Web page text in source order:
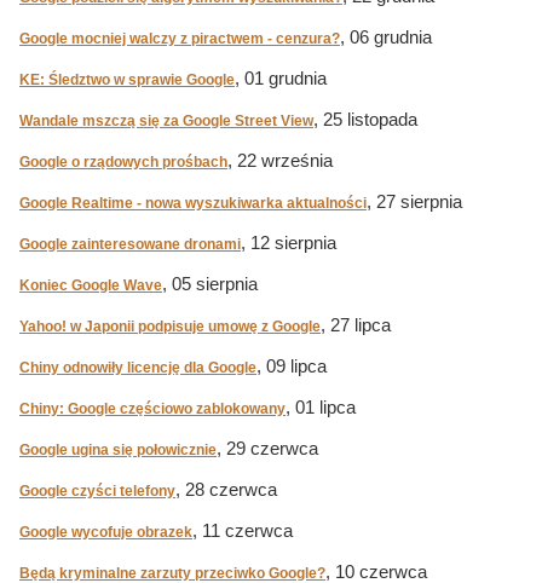
Google mocniej walczy z piractwem - cenzura?, 06 grudnia
KE: Śledztwo w sprawie Google, 01 grudnia
Wandale mszczą się za Google Street View, 25 listopada
Google o rządowych prośbach, 22 września
Google Realtime - nowa wyszukiwarka aktualności, 27 sierpnia
Google zainteresowane dronami, 12 sierpnia
Koniec Google Wave, 05 sierpnia
Yahoo! w Japonii podpisuje umowę z Google, 27 lipca
Chiny odnowiły licencję dla Google, 09 lipca
Chiny: Google częściowo zablokowany, 01 lipca
Google ugina się połowicznie, 29 czerwca
Google czyści telefony, 28 czerwca
Google wycofuje obrazek, 11 czerwca
Będą kryminalne zarzuty przeciwko Google?, 10 czerwca